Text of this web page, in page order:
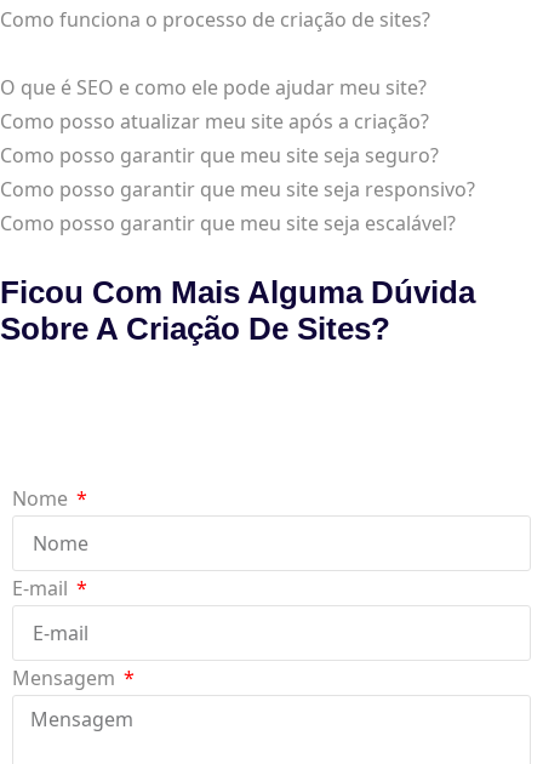
Como funciona o processo de criação de sites?
O que é SEO e como ele pode ajudar meu site?
Como posso atualizar meu site após a criação?
Como posso garantir que meu site seja seguro?
Como posso garantir que meu site seja responsivo?
Como posso garantir que meu site seja escalável?
Ficou Com Mais Alguma Dúvida
Sobre A Criação De Sites?
Nome
E-mail
Mensagem